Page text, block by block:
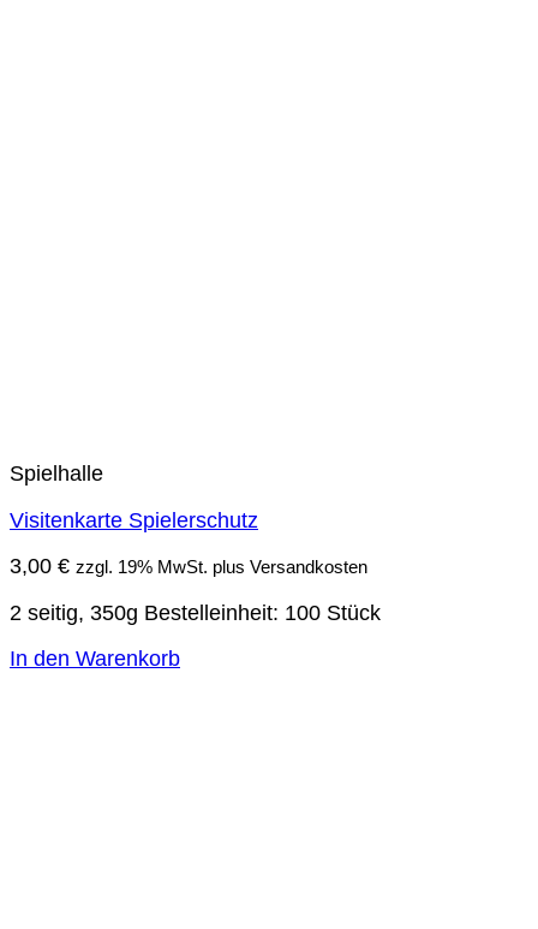
Spielhalle
Visitenkarte Spielerschutz
3,00 € zzgl. 19% MwSt. plus Versandkosten
2 seitig, 350g Bestelleinheit: 100 Stück
In den Warenkorb